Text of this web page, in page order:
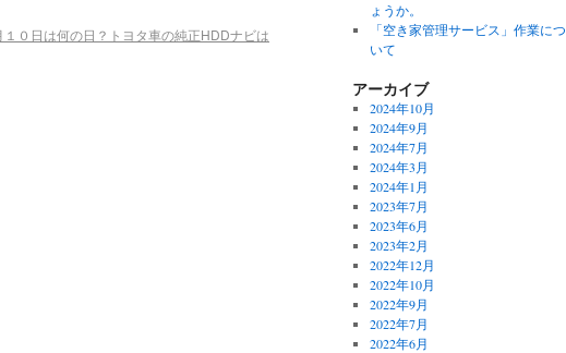
１０日は何の日？トヨタ車の純正HDDナビは
ょうか。
「空き家管理サービス」作業につ
いて
アーカイブ
2024年10月
2024年9月
2024年7月
2024年3月
2024年1月
2023年7月
2023年6月
2023年2月
2022年12月
2022年10月
2022年9月
2022年7月
2022年6月